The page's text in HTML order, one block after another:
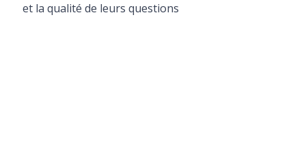
et la qualité de leurs questions